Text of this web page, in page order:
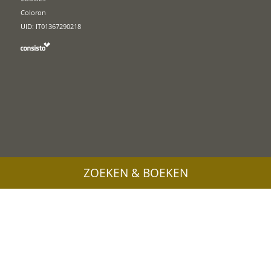
Coloron
UID: IT01367290218
ZOEKEN & BOEKEN